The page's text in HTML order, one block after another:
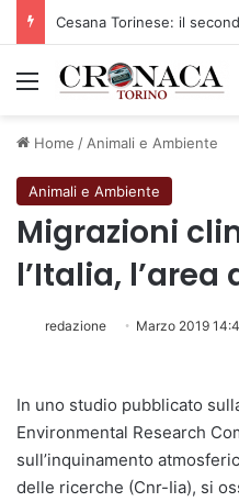
Menu
Home /Animali e Ambiente
Animali e Ambiente
Migrazioni
l’Italia, l’area
redazione Marzo 2019
In uno studio pubblicato
Environmental Research
sull’inquinamento
delle ricerche (Cnr-Iia), si